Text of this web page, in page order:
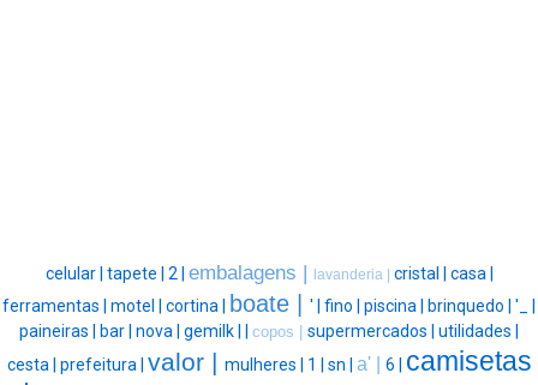
celular | tapete | 2 | embalagens | lavanderia | cristal | casa |
ferramentas | motel | cortina | boate | ' | fino | piscina | brinquedo | '_ |
paineiras |
bar | nova | gemilk | copos | supermercados | utilidades |
cesta | prefeitura | valor | mulheres | 1 | sn | a' | 6 | camisetas